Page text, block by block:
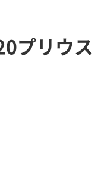
プリウ